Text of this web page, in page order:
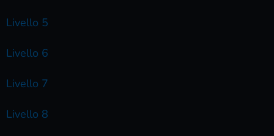
Livello 5
Livello 6
Livello 7
Livello 8